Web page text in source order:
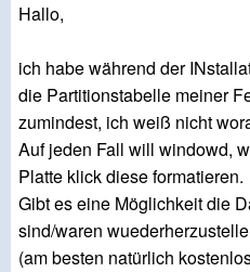
Hallo,
ich habe während der
die Partitionstabelle meiner
zumindest, ich weiß nicht
Auf jeden Fall will windowd,
Platte klick diese formatieren.
Gibt es eine Möglichkeit die
sind/waren
(am besten natürlich